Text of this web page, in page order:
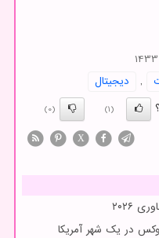
1433
,
دیجیتال
(1)
(0)
X
۲۰۲۶
در یک شهر آمریکا